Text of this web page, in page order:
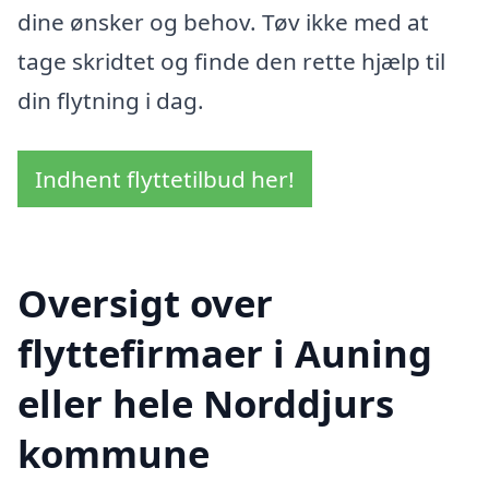
dine ønsker og behov. Tøv ikke med at
tage skridtet og finde den rette hjælp til
din flytning i dag.
Indhent flyttetilbud her!
Oversigt over
flyttefirmaer i Auning
eller hele Norddjurs
kommune